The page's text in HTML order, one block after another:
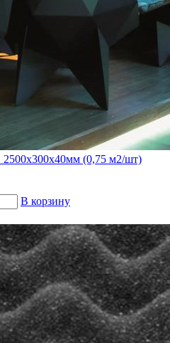
(0,75 м2/шт)
В корзину